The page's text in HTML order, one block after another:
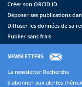
Créer son ORCID ID
Déposer ses publications
Diffuser les données de sa
Publier sans frais
NEWSLETTERS
La newsletter Recherche
S'abonner aux alertes